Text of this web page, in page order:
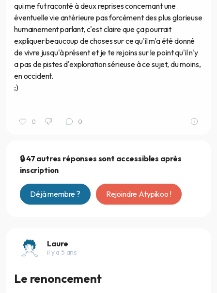
qui me fut raconté à deux reprises concernant une
éventuelle vie antérieure pas forcément des plus glorieuse
humainement parlant, c'est claire que ça pourrait
expliquer beaucoup de choses sur ce qu'il m'a été donné
de vivre jusqu'à présent et je te rejoins sur le point qu'il n'y
a pas de pistes d'exploration sérieuse à ce sujet, du moins,
en occident.
;)
0 0
🔒 47 autres réponses sont accessibles après
inscription
Déjà membre ? Rejoindre Atypikoo !
Laure
il y a 5 ans
Le renoncement